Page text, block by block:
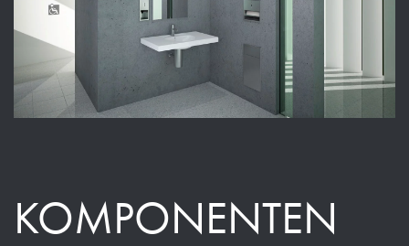
KOMPONENTEN